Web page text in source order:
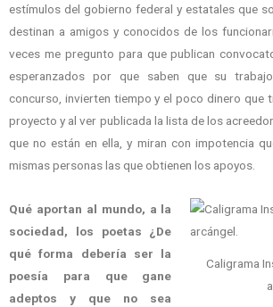
estímulos del gobierno federal y estatales que
destinan a amigos y conocidos de los
veces me pregunto para que publican
esperanzados por que saben que su
concurso, invierten tiempo y el poco dinero que
proyecto y al ver publicada la lista de los
que no están en ella, y miran con impotencia
mismas personas las que obtienen los apoyos.
Caligrama
Qué aportan al mundo, a la
sociedad, los poetas ¿De
qué forma debería ser la
poesía para que gane
adeptos y que no sea